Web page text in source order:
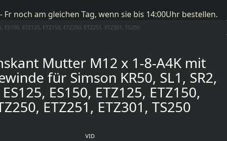
noch am gleichen Tag, wenn sie bis 14:00Uhr bestellen.
ETZ125, ETZ150, ETZ250, ETZ251, ETZ301, TS250
Mutter M12 x 1-8-A4K mit
für Simson KR50, SL1, SR2,
ES150, ETZ125, ETZ150,
ETZ251, ETZ301, TS250
VID